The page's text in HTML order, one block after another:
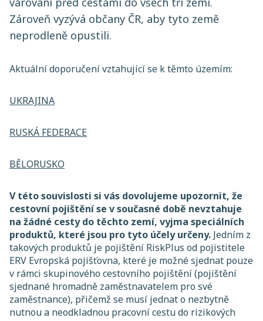
Zároveň vyzývá občany ČR, aby tyto země
neprodleně opustili.
Aktuální doporučení vztahující se k těmto územím:
UKRAJINA
RUSKÁ FEDERACE
BĚLORUSKO
V této souvislosti si vás dovolujeme upozornit, že
cestovní pojištění se v současné době nevztahuje
na žádné cesty do těchto zemí, vyjma speciálních
produktů, které jsou pro tyto účely určeny. Jedním z
takových produktů je pojištění RiskPlus od pojistitele
ERV Evropská pojišťovna, které je možné sjednat pouze
v rámci skupinového cestovního pojištění (pojištění
sjednané hromadně zaměstnavatelem pro své
zaměstnance), přičemž se musí jednat o nezbytně
nutnou a neodkladnou pracovní cestu do rizikových